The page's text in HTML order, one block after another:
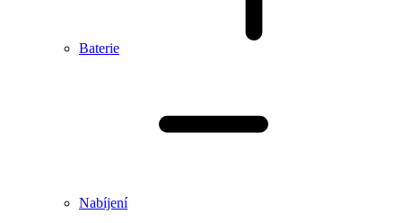
Baterie
Nabíjení